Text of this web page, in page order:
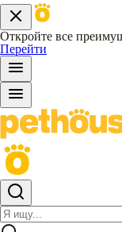
Откройте все
Перейти